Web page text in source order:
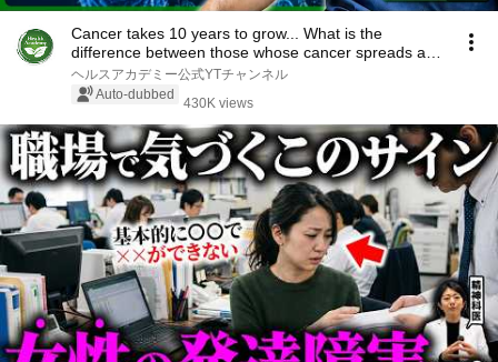
Cancer takes 10 years to grow... What is the
difference between those whose cancer spreads and
th...
ヘルスアカデミー公式YTチャンネル
Auto-dubbed
430K views